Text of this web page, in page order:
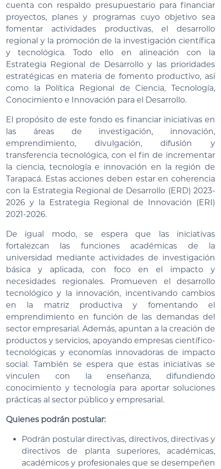
cuenta con respaldo presupuestario para financiar
proyectos, planes y programas cuyo objetivo sea
fomentar actividades productivas, el desarrollo
regional y la promoción de la investigación científica
y tecnológica. Todo ello en alineación con la
Estrategia Regional de Desarrollo y las prioridades
estratégicas en materia de fomento productivo, así
como la Política Regional de Ciencia, Tecnología,
Conocimiento e Innovación para el Desarrollo.
El propósito de este fondo es financiar iniciativas en
las áreas de investigación, innovación,
emprendimiento, divulgación, difusión y
transferencia tecnológica, con el fin de incrementar
la ciencia, tecnología e innovación en la región de
Tarapacá. Estas acciones deben estar en coherencia
con la Estrategia Regional de Desarrollo (ERD) 2023-
2026 y la Estrategia Regional de Innovación (ERI)
2021-2026.
De igual modo, se espera que las iniciativas
fortalezcan las funciones académicas de la
universidad mediante actividades de investigación
básica y aplicada, con foco en el impacto y
necesidades regionales. Promueven el desarrollo
tecnológico y la innovación, incentivando cambios
en la matriz productiva y fomentando el
emprendimiento en función de las demandas del
sector empresarial. Además, apuntan a la creación de
productos y servicios, apoyando empresas científico-
tecnológicas y economías innovadoras de impacto
social. También se espera que estas iniciativas se
vinculen con la enseñanza, difundiendo
conocimiento y tecnología para aportar soluciones
prácticas al sector público y empresarial.
Quienes podrán postular:
Podrán postular directivas, directivos, directivas y
directivos de planta superiores, académicas,
académicos y profesionales que se desempeñen